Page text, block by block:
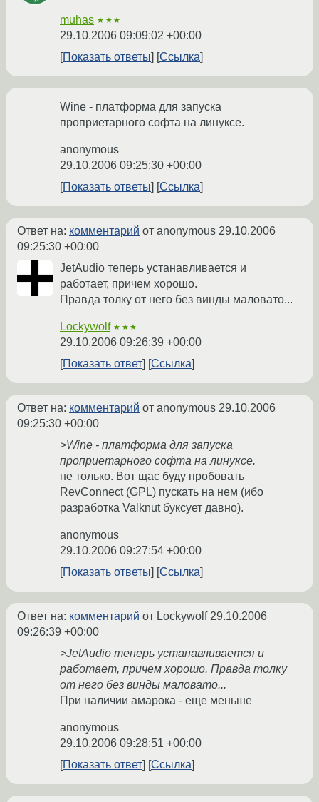
muhas ★★★
29.10.2006 09:09:02 +00:00
Показать ответы
Ссылка
Wine - платформа для запуска
проприетарного софта на линуксе.
anonymous
29.10.2006 09:25:30 +00:00
Показать ответы
Ссылка
Ответ на: комментарий от anonymous 29.10.2006
09:25:30 +00:00
JetAudio теперь устанавливается и
работает, причем хорошо.
Правда толку от него без винды маловато...
Lockywolf ★★★
29.10.2006 09:26:39 +00:00
Показать ответ
Ссылка
Ответ на: комментарий от anonymous 29.10.2006
09:25:30 +00:00
>Wine - платформа для запуска
проприетарного софта на линуксе.
не только. Вот щас буду пробовать
RevConnect (GPL) пускать на нем (ибо
разработка Valknut буксует давно).
anonymous
29.10.2006 09:27:54 +00:00
Показать ответы
Ссылка
Ответ на: комментарий от Lockywolf29.10.2006
09:26:39 +00:00
>JetAudio теперь устанавливается и
работает, причем хорошо. Правда толку
от него без винды маловато...
При наличии амарока - еще меньше
anonymous
29.10.2006 09:28:51 +00:00
Показать ответ
Ссылка